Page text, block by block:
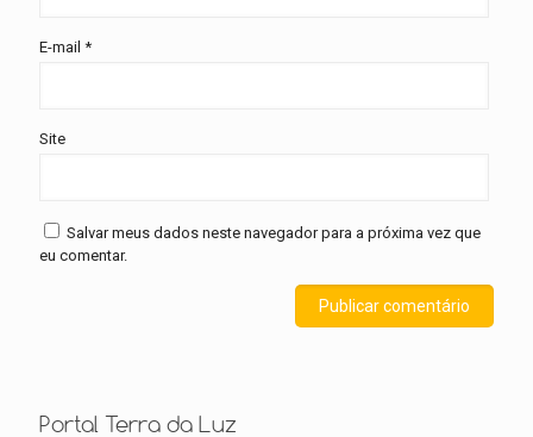
E-mail *
Site
Salvar meus dados neste navegador para a próxima vez que
eu comentar.
Portal Terra da Luz